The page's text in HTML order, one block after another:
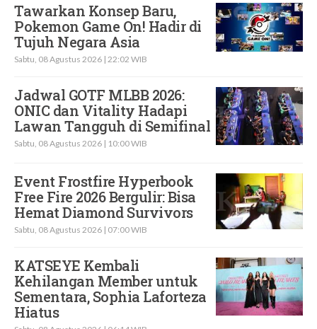
Tawarkan Konsep Baru,
Pokemon Game On! Hadir di
Tujuh Negara Asia
Sabtu, 08 Agustus 2026 | 22:02 WIB
Jadwal GOTF MLBB 2026:
ONIC dan Vitality Hadapi
Lawan Tangguh di Semifinal
Sabtu, 08 Agustus 2026 | 10:00 WIB
Event Frostfire Hyperbook
Free Fire 2026 Bergulir: Bisa
Hemat Diamond Survivors
Sabtu, 08 Agustus 2026 | 07:00 WIB
KATSEYE Kembali
Kehilangan Member untuk
Sementara, Sophia Laforteza
Hiatus